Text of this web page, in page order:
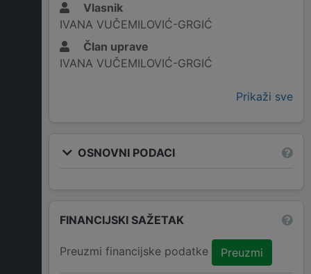
Vlasnik
IVANA VUČEMILOVIĆ-GRGIĆ
Član uprave
IVANA VUČEMILOVIĆ-GRGIĆ
Prikaži sve
OSNOVNI PODACI
FINANCIJSKI SAŽETAK
Preuzmi financijske podatke Preuzmi